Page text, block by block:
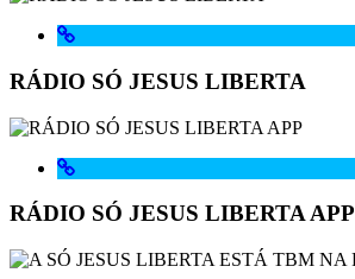
RÁDIO SÓ JESUS LIBERTA
RÁDIO SÓ JESUS LIBERTA APP